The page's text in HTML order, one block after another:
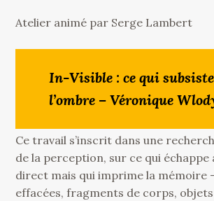
Atelier animé par Serge Lambert
In-Visible : ce qui
l’ombre – Véronique
Ce travail s’inscrit dans une
de la perception, sur ce qui échappe
direct mais qui imprime la mémoire
effacées, fragments de corps,